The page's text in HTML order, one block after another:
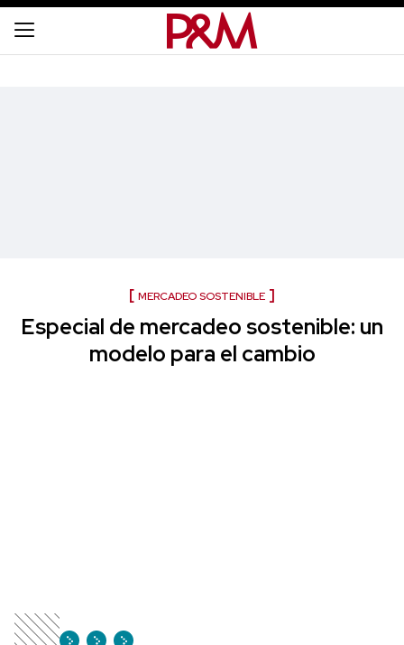
MERCADEO SOSTENIBLE
Especial de mercadeo sostenible: un
modelo para el cambio